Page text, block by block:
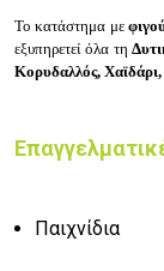
Το κατάστημα με
εξυπηρετεί όλα τη
Κορυδαλλός,
Παιχνίδια